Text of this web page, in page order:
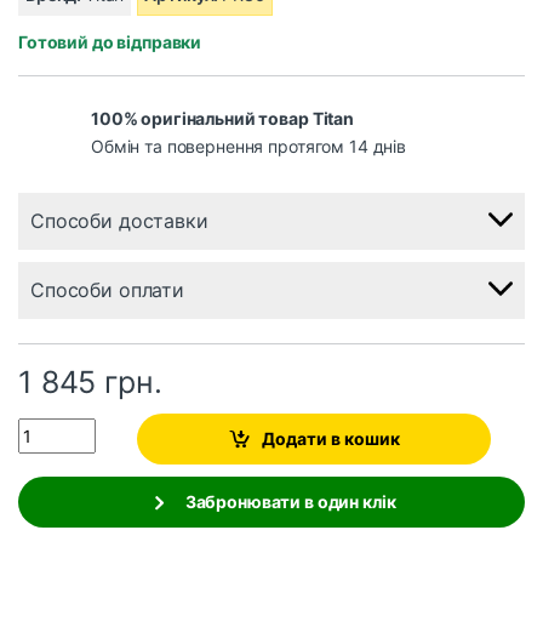
покупця
Готовий до відправки
100% оригінальний товар Titan
Обмін та повернення протягом 14 днів
Способи доставки
Способи оплати
1 845 грн.
Quantity
Додати в кошик
Забронювати в один клік